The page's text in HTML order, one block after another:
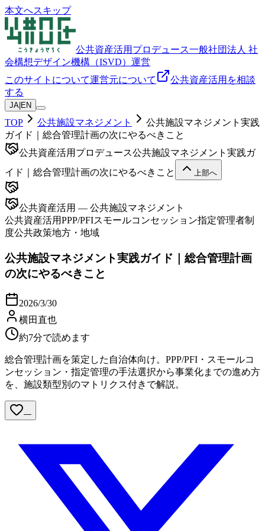
本文へスキップ
公共資産活用プロデュース一般社団法人 社
会構想デザイン機構（ISVD）運営
このサイトについて運営元について
公共資産活用を相談
する
JA EN
TOP 公共施設マネジメント
公共施設マネジメント実践
ガイド｜総合管理計画の次にやるべきこと
公共資産活用プロデュース公共施設マネジメント実践ガ
イド｜総合管理計画の次にやるべきこと
上部へ
公共資産活用 — 公共施設マネジメント
公共資産活用PPP/PFIスモールコンセッション指定管理者制
度公共政策地方・地域
公共施設マネジメント実践ガイド｜総合管理計画
の次にやるべきこと
2026/3/30
横田直也
約7分で読めます
総合管理計画を策定した自治体向け。PPP/PFI・スモールコ
ンセッション・指定管理の手法選択から事業化までの進め方
を、施設類型別のマトリクス付きで解説。
—